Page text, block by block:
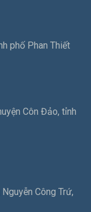
phố Phan Thiết
Côn Đảo, tỉnh
Công Trứ,